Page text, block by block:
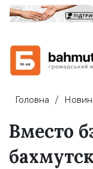
Головна
Вместо